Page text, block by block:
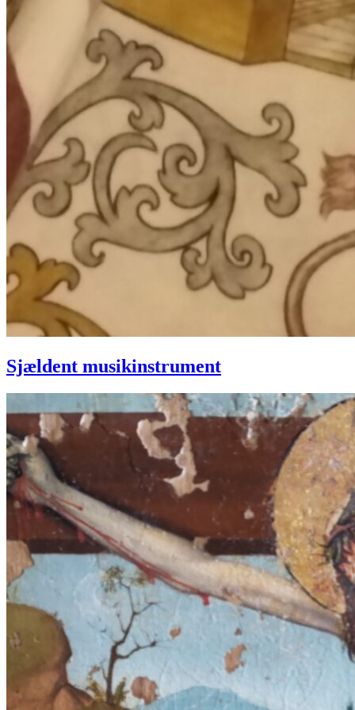
Sjældent musikinstrument
på
altertavlen